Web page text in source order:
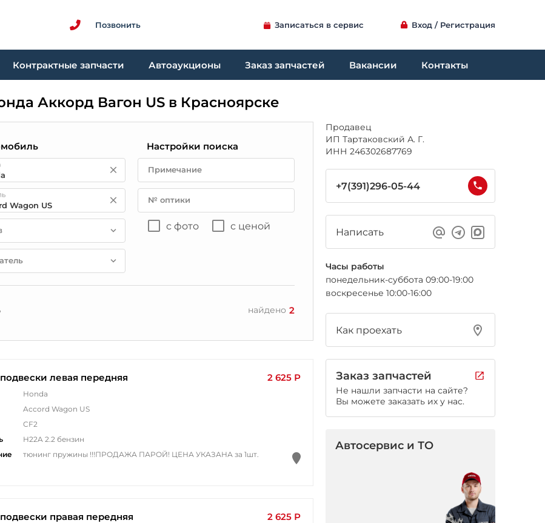
Позвонить Записаться в сервис Вход / Регистрация
Контрактные запчасти Автоаукционы Заказ запчастей Вакансии Контакты
Аккорд Вагон US в Красноярске
Настройки поиска
Примечание
№ оптики
с фото с ценой
найдено 2
левая передняя 2 625 Р
Honda
Accord Wagon US
CF2
H22A 2.2 бензин
тюнинг пружины !!!ПРОДАЖА ПАРОЙ! ЦЕНА УКАЗАНА за 1шт.
правая передняя 2 625 Р
Продавец
ИП Тартаковский А. Г.
ИНН 246302687769
+7(391)296-05-44
Написать
Часы работы
понедельник-суббота 09:00-19:00
воскресенье 10:00-16:00
Как проехать
Заказ запчастей
Не нашли запчасти на сайте?
Вы можете заказать их у нас.
Автосервис и ТО